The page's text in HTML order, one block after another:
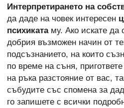
Интерпретирането на
да даде на човек интересен
психиката му. Ако искате да
добрия възможен начин от
подсъзнанието, на които
по време на съня,
на ръка разстояние от вас,
събудите със спомена за
го запишете с всички